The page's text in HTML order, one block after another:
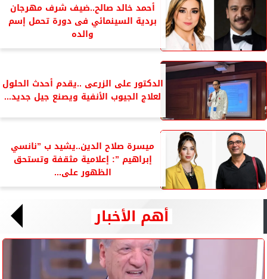
أحمد خالد صالح..ضيف شرف مهرجان
بردية السينمائي فى دورة تحمل إسم
والده
الدكتور على الزرعى ..يقدم أحدث الحلول
لعلاج الجيوب الأنفية ويصنع جيل جديد...
ميسرة صلاح الدين..يشيد ب ”نانسي
إبراهيم ”: إعلامية مثقفة وتستحق
الظهور على...
أهم الأخبار